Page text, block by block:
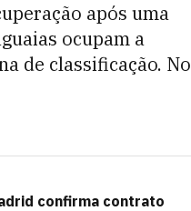
após uma
ocupam a
de classificação. No
confirma contrato